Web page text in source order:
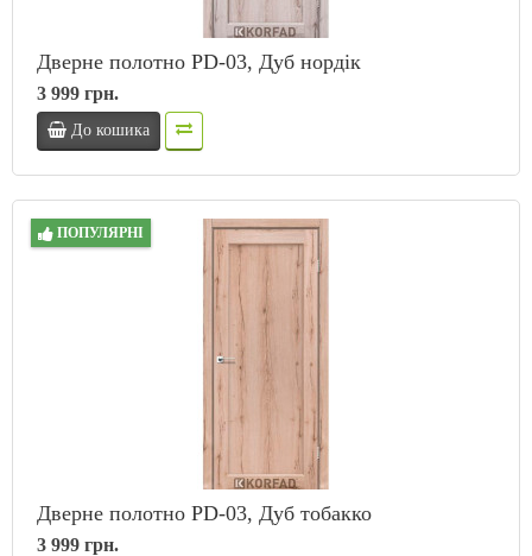
Дверне полотно PD-03, Дуб нордік
3 999 грн.
До кошика
ПОПУЛЯРНІ
Дверне полотно PD-03, Дуб тобакко
3 999 грн.